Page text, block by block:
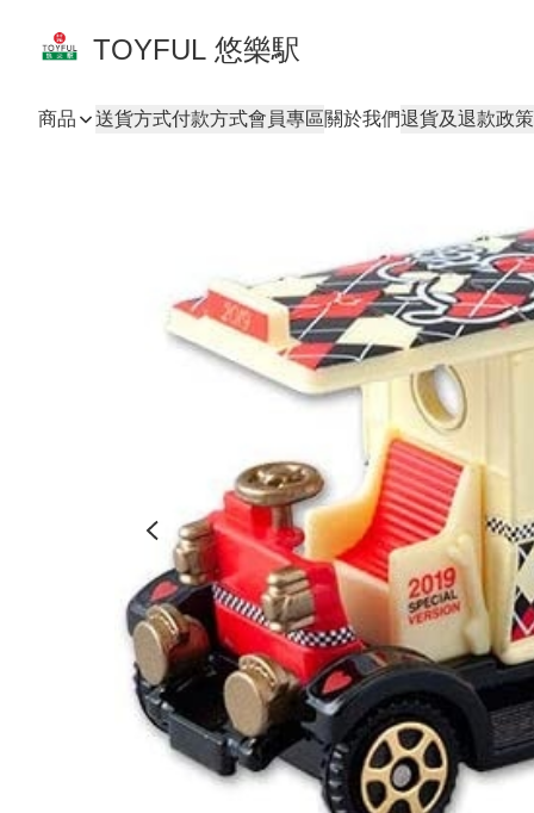
TOYFUL 悠樂駅
商品 送貨方式付款方式會員專區關於我們退貨及退款政策